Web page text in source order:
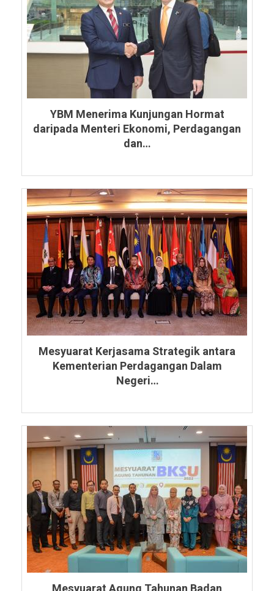
YBM Menerima Kunjungan Hormat
daripada Menteri Ekonomi, Perdagangan
dan…
Mesyuarat Kerjasama Strategik antara
Kementerian Perdagangan Dalam
Negeri…